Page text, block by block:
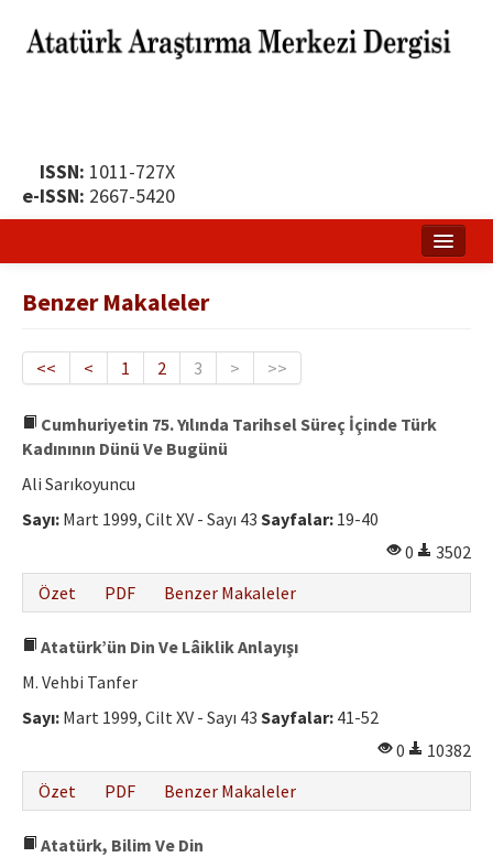
ISSN: 1011-727X
e-ISSN: 2667-5420
Yayın Politikası
Yayın İlkeleri
Etik İlkeler
Hakem Rehberi
Benzer Makaleler
<< < 1 2 3 > >>
Cumhuriyetin 75. Yılında Tarihsel Süreç İçinde Türk
Kadınının Dünü Ve Bugünü
Ali Sarıkoyuncu
Sayı: Mart 1999, Cilt XV - Sayı 43 Sayfalar: 19-40
0
3502
Özet
PDF Benzer Makaleler
Atatürk’ün Din Ve Lâiklik Anlayışı
M. Vehbi Tanfer
Sayı: Mart 1999, Cilt XV - Sayı 43 Sayfalar: 41-52
0
10382
Özet
PDF Benzer Makaleler
Atatürk, Bilim Ve Din